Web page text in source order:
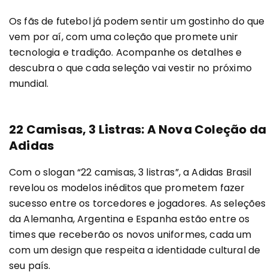
Os fãs de futebol já podem sentir um gostinho do que
vem por aí, com uma coleção que promete unir
tecnologia e tradição. Acompanhe os detalhes e
descubra o que cada seleção vai vestir no próximo
mundial.
22 Camisas, 3 Listras: A Nova Coleção da
Adidas
Com o slogan “22 camisas, 3 listras”, a Adidas Brasil
revelou os modelos inéditos que prometem fazer
sucesso entre os torcedores e jogadores. As seleções
da Alemanha, Argentina e Espanha estão entre os
times que receberão os novos uniformes, cada um
com um design que respeita a identidade cultural de
seu país.